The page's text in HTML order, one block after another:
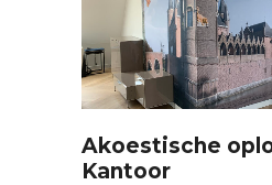
Akoestische
Kantoor